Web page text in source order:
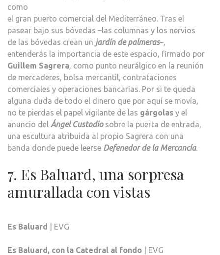
como
el gran puerto comercial del Mediterráneo. Tras el
pasear bajo sus bóvedas –las columnas y los nervios
de las bóvedas crean un jardín de palmeras–,
entenderás la importancia de este espacio, firmado por
Guillem Sagrera, como punto neurálgico en la reunión
de mercaderes, bolsa mercantil, contrataciones
comerciales y operaciones bancarias. Por si te queda
alguna duda de todo el dinero que por aquí se movía,
no te pierdas el papel vigilante de las gárgolas y el
anuncio del Ángel Custodiosobre la puerta de entrada,
una escultura atribuida al propio Sagrera con una
banda donde puede leerse Defenedor de la Mercancía.
7. Es Baluard, una sorpresa
amurallada con vistas
Es Baluard | EVG
Es Baluard, con la Catedral al fondo | EVG